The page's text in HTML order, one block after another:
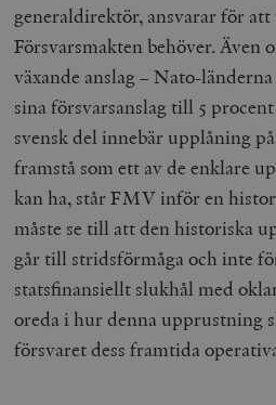
generaldirektör, ansvarar för
Försvarsmakten behöver. Även
växande anslag – Nato-
sina försvarsanslag till 5
svensk del innebär upplåning
framstå som ett av de enklare
kan ha, står FMV inför en
måste se till att den historiska
går till stridsförmåga och inte
statsfinansiellt slukhål med
oreda i hur denna upprustning
försvaret dess framtida